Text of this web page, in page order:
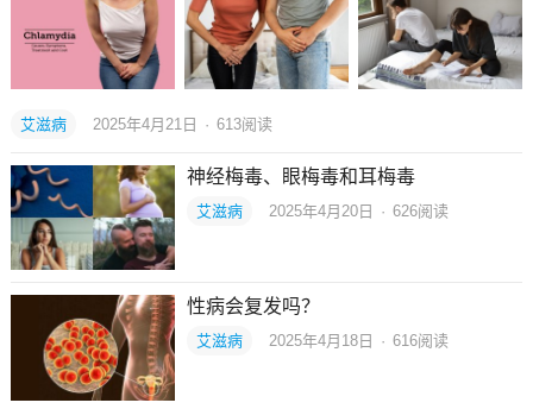
艾滋病 2025年4月21日 · 613阅读
神经梅毒、眼梅毒和耳梅毒
艾滋病 2025年4月20日 · 626阅读
性病会复发吗？
艾滋病 2025年4月18日 · 616阅读